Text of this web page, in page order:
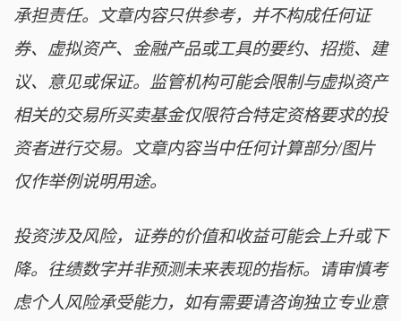
承担责任。文章内容只供参考，并不构成任何证
券、虚拟资产、金融产品或工具的要约、招揽、建
议、意见或保证。监管机构可能会限制与虚拟资产
相关的交易所买卖基金仅限符合特定资格要求的投
资者进行交易。文章内容当中任何计算部分/图片
仅作举例说明用途。
投资涉及风险，证券的价值和收益可能会上升或下
降。往绩数字并非预测未来表现的指标。请审慎考
虑个人风险承受能力，如有需要请咨询独立专业意